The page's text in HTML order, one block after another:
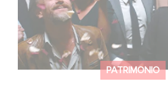
PATRIMONIO